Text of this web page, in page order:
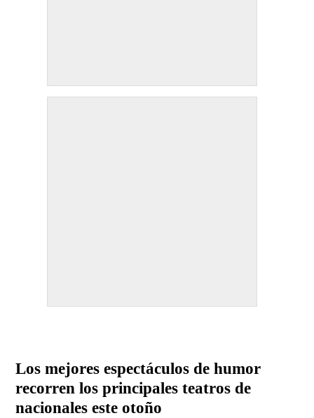
Los mejores espectáculos de humor
recorren los principales teatros de
nacionales este otoño